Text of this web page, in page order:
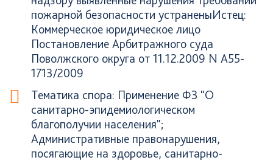
пожарной безопасности устраненыИстец:
Коммерческое юридическое лицо
Постановление Арбитражного суда
Поволжского округа от 11.12.2009 N А55-
1713/2009
Тематика спора: Применение ФЗ "О
санитарно-эпидемиологическом
благополучии населения";
Административные правонарушения,
посягающие на здоровье, санитарно-